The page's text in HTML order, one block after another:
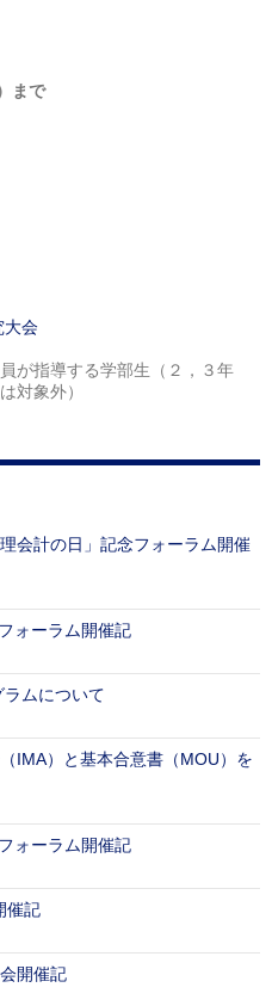
まで
大会
が指導する学部生（２，３年
対象外）
会計の日」記念フォーラム開催
ォーラム開催記
ムについて
IMA）と基本合意書（MOU）を
ォーラム開催記
催記
開催記